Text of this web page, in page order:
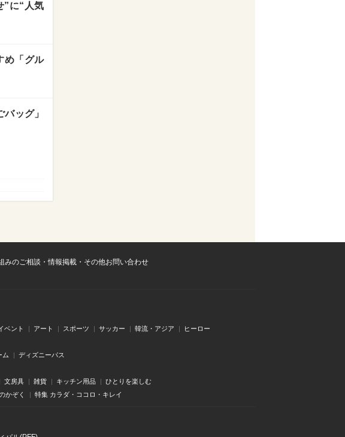
”に“人気
め「グル
ッグ」
みのご相談・情報掲載・その他お問い合わせ
ベント アート スポーツ サッカー 韓流・アジア ヒーロー
ム ディズニーパス
文房具 雑貨 キッチン用品 ひとりを楽しむ
かぞく 特集 カラダ・ココロ・キレイ